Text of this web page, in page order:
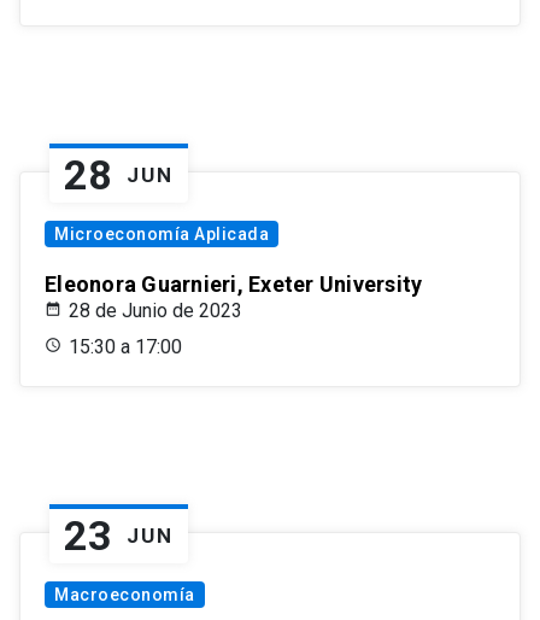
28 JUN
Microeconomía Aplicada
Eleonora Guarnieri, Exeter University
28 de Junio de 2023
15:30 a 17:00
23 JUN
Macroeconomía